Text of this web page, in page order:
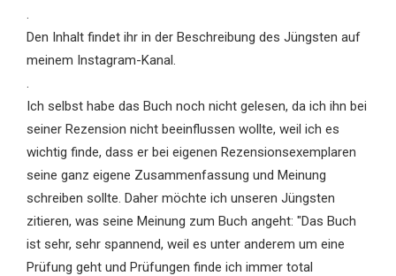
.
Den Inhalt findet ihr in der Beschreibung des Jüngsten auf
meinem Instagram-Kanal.
.
Ich selbst habe das Buch noch nicht gelesen, da ich ihn bei
seiner Rezension nicht beeinflussen wollte, weil ich es
wichtig finde, dass er bei eigenen Rezensionsexemplaren
seine ganz eigene Zusammenfassung und Meinung
schreiben sollte. Daher möchte ich unseren Jüngsten
zitieren, was seine Meinung zum Buch angeht: "Das Buch
ist sehr, sehr spannend, weil es unter anderem um eine
Prüfung geht und Prüfungen finde ich immer total